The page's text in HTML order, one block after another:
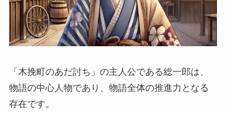
「木挽町のあだ討ち」の主人公である総一郎は、
物語の中心人物であり、物語全体の推進力となる
存在です。